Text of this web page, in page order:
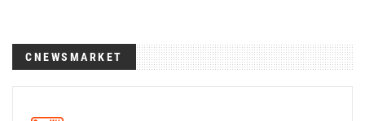
CNEWSMARKET